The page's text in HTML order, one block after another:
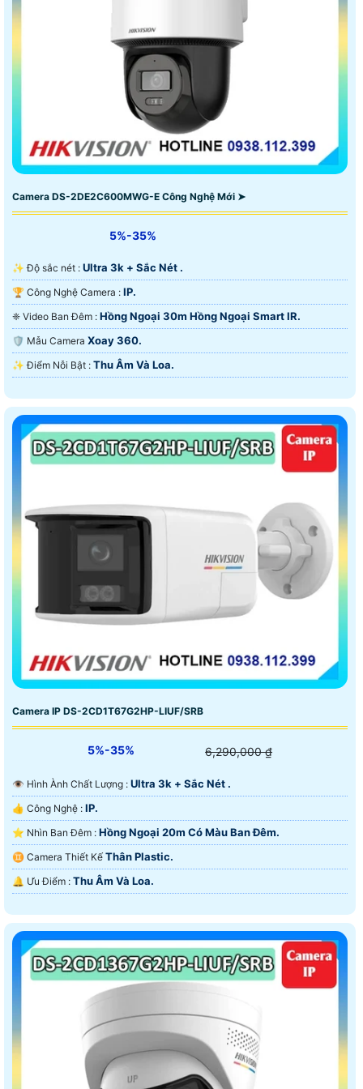
Camera DS-2DE2C600MWG-E Công Nghệ Mới ➤
5%-35%
✨ Độ sắc nét : Ultra 3k + Sắc Nét .
🏆 Công Nghệ Camera : IP.
❈ Video Ban Đêm : Hồng Ngoại 30m Hồng Ngoại Smart IR.
🛡 Mẫu Camera Xoay 360.
️✨ Điểm Nỗi Bật : Thu Âm Và Loa.
Camera IP DS-2CD1T67G2HP-LIUF/SRB
5%-35% 6,290,000 ₫
👁 Hình Ành Chất Lượng : Ultra 3k + Sắc Nét .
👍 Công Nghệ : IP.
⭐ Nhìn Ban Đêm : Hồng Ngoại 20m Có Màu Ban Ðêm.
♊ Camera Thiết Kế Thân Plastic.
️🔔 Ưu Điểm : Thu Âm Và Loa.